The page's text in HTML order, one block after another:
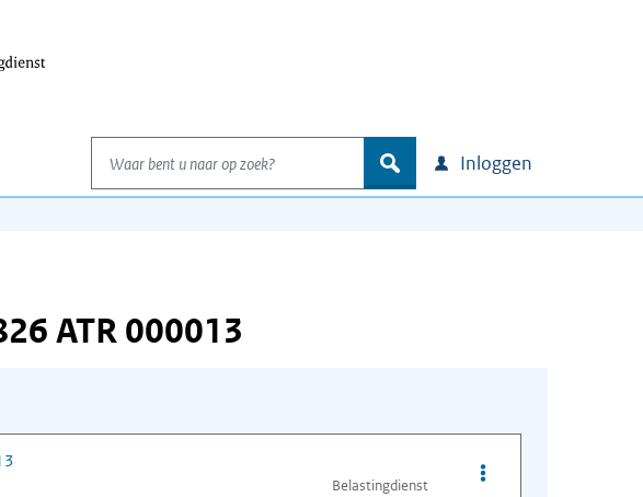
Waar bent u naar op zoek?
zoek Inloggen
ATR 000013
Belastingdienst
Opties van bestand